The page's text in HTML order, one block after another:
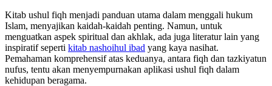
Kitab ushul fiqh menjadi panduan utama dalam menggali hukum
Islam, menyajikan kaidah-kaidah penting. Namun, untuk
menguatkan aspek spiritual dan akhlak, ada juga literatur lain yang
inspiratif seperti kitab nashoihul ibad yang kaya nasihat.
Pemahaman komprehensif atas keduanya, antara fiqh dan tazkiyatun
nufus, tentu akan menyempurnakan aplikasi ushul fiqh dalam
kehidupan beragama.